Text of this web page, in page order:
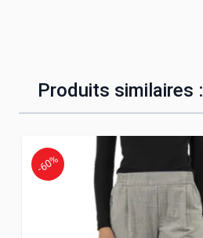
Produits similaires :
-60%